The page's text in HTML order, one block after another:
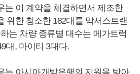
는 이 계약을 체결하면서 제조한
위한 청소한 182대를 막서스트랜
는 차량 종류별 대수는 메가트럭
대, 마이티 3대다.
는 아시아개발은행의 지원을 받아